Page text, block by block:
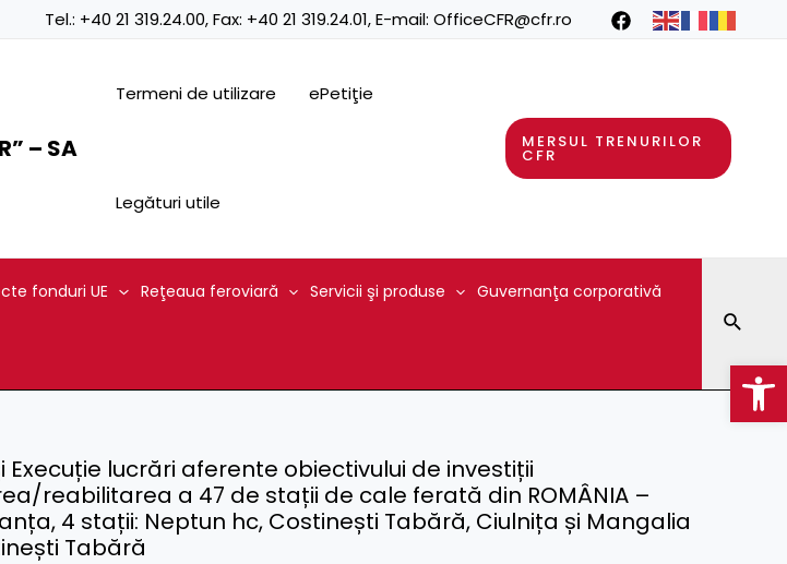
Tel.: +40 21 319.24.00, Fax: +40 21 319.24.01, E-mail: OfficeCFR@cfr.ro
– SA
Termeni de utilizare ePetiţie
Legături utile
MERSUL TRENURILOR
CFR
fonduri UE Reţeaua feroviară Servicii şi produse Guvernanţa corporativă
Execuție lucrări aferente obiectivului de investiții
reabilitarea a 47 de stații de cale ferată din ROMÂNIA –
4 stații: Neptun hc, Costinești Tabără, Ciulnița și Mangalia
Tabără